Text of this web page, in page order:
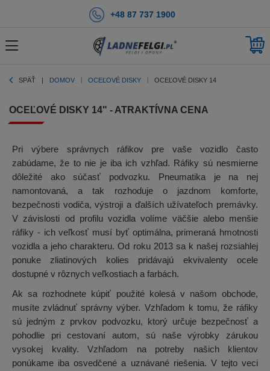
+48 87 737 1900
SPÄŤ DOMOV OCEĽOVÉ DISKY OCEĽOVÉ DISKY 14
OCEĽOVÉ DISKY 14" - ATRAKTÍVNA CENA
Pri výbere správnych ráfikov pre vaše vozidlo často
zabúdame, že to nie je iba ich vzhľad. Ráfiky sú nesmierne
dôležité ako súčasť podvozku. Pneumatika je na nej
namontovaná, a tak rozhoduje o jazdnom komforte,
bezpečnosti vodiča, výstroji a ďalších užívateľoch premávky.
V závislosti od profilu vozidla volíme väčšie alebo menšie
ráfiky - ich veľkosť musí byť optimálna, primeraná hmotnosti
vozidla a jeho charakteru. Od roku 2013 sa k našej rozsiahlej
ponuke zliatinových kolies pridávajú ekvivalenty ocele
dostupné v rôznych veľkostiach a farbách.
Ak sa rozhodnete kúpiť použité kolesá v našom obchode,
musíte zvládnuť správny výber. Vzhľadom k tomu, že ráfiky
sú jedným z prvkov podvozku, ktorý určuje bezpečnosť a
pohodlie pri cestovaní autom, sú naše výrobky zárukou
vysokej kvality. Vzhľadom na potreby našich klientov
ponúkame iba osvedčené a uznávané riešenia. V tejto veci